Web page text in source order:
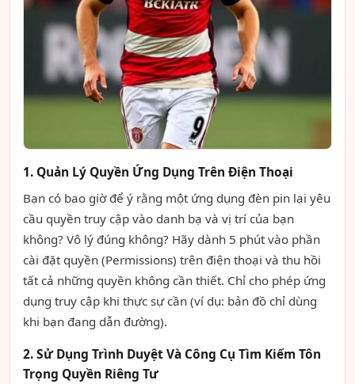
1. Quản Lý Quyền Ứng Dụng Trên Điện Thoại
Bạn có bao giờ để ý rằng một ứng dụng đèn pin lại yêu
cầu quyền truy cập vào danh bạ và vị trí của bạn
không? Vô lý đúng không? Hãy dành 5 phút vào phần
cài đặt quyền (Permissions) trên điện thoại và thu hồi
tất cả những quyền không cần thiết. Chỉ cho phép ứng
dụng truy cập khi thực sự cần (ví dụ: bản đồ chỉ dùng
khi bạn đang dẫn đường).
2. Sử Dụng Trình Duyệt Và Công Cụ Tìm Kiếm Tôn
Trọng Quyền Riêng Tư